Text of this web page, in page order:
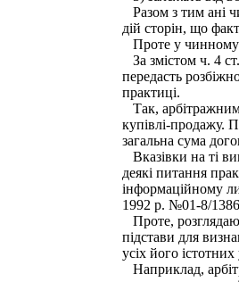
Разом з тим ані
дій сторін, що
Проте у чинному
За змістом ч. 4
передасть
практиці.
Так,
купівлі-продажу.
загальна сума
Вказівки на ті
деякі питання
інформаційному
1992 p. №01-8/
Проте,
підстави для
усіх його
Наприклад,